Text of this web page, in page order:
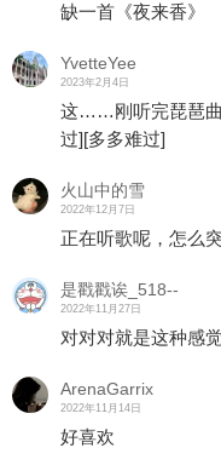
缺一首《夜来香》
YvetteYee
2023年2月4日
这……刚听完琵琶曲
过][多多难过]
火山中的雪
2022年12月7日
正在听歌呢，怎么
是戳戳诶_518--
2022年11月27日
对对对就是这种感
ArenaGarrix
2022年11月14日
好喜欢